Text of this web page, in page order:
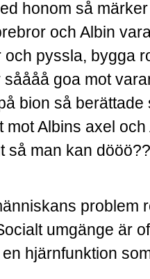
honom så
och Albin
och pyssla, bygga
goa mot
bion så
mot Albins axel
så man kan
problem
umgänge är
hjärnfunktion